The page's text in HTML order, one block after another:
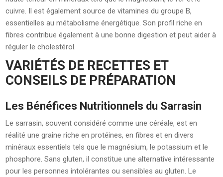
cuivre. Il est également source de vitamines du groupe B,
essentielles au métabolisme énergétique. Son profil riche en
fibres contribue également à une bonne digestion et peut aider à
réguler le cholestérol.
VARIÉTÉS DE RECETTES ET
CONSEILS DE PRÉPARATION
Les Bénéfices Nutritionnels du Sarrasin
Le sarrasin, souvent considéré comme une céréale, est en
réalité une graine riche en protéines, en fibres et en divers
minéraux essentiels tels que le magnésium, le potassium et le
phosphore. Sans gluten, il constitue une alternative intéressante
pour les personnes intolérantes ou sensibles au gluten. Le